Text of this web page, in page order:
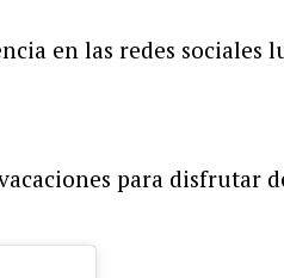
en las redes sociales
para disfrutar